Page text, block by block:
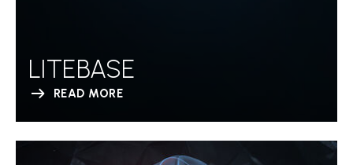
LITEBASE
READ MORE